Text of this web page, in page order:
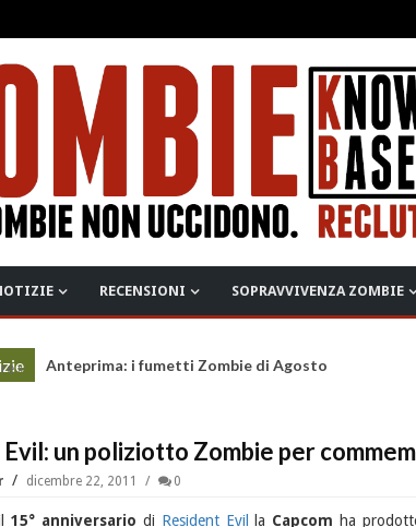
RECENSIONI SOPRAVVIVENZA ZOMBIE
» Anteprima: i fumetti Zombie di Agosto
un poliziotto Zombie per
dicembre 22, 2011 0
15° anniversario di Resident Evil la Capcom ha